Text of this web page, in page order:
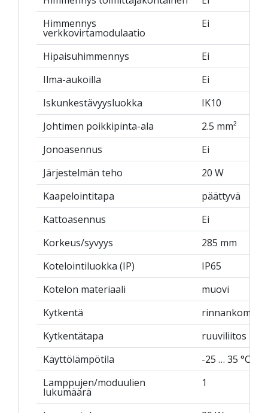
Himmennys
verkkovirtamodulaatio
Ei
Hipaisuhimmennys
Ei
Ilma-aukoilla
Ei
Iskunkestävyysluokka
IK10
Johtimen poikkipinta-ala
2.5 mm²
Jonoasennus
Ei
Järjestelmän teho
20 W
Kaapelointitapa
päättyvä
Kattoasennus
Ei
Korkeus/syvyys
285 mm
Kotelointiluokka (IP)
IP65
Kotelon materiaali
muovi
Kytkentä
Kytkentätapa
ruuviliitos
Käyttölämpötila
-25 … 35 °C
Lamppujen/moduulien
lukumäärä
1